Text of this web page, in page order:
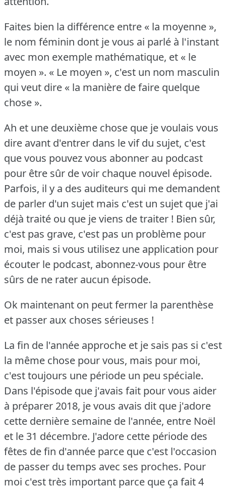
Faites bien la différence entre « la moyenne »,
le nom féminin dont je vous ai parlé à l'instant
avec mon exemple mathématique, et « le
moyen ». « Le moyen », c'est un nom masculin
qui veut dire « la manière de faire quelque
chose ».
Ah et une deuxième chose que je voulais vous
dire avant d'entrer dans le vif du sujet, c'est
que vous pouvez vous abonner au podcast
pour être sûr de voir chaque nouvel épisode.
Parfois, il y a des auditeurs qui me demandent
de parler d'un sujet mais c'est un sujet que j'ai
déjà traité ou que je viens de traiter ! Bien sûr,
c'est pas grave, c'est pas un problème pour
moi, mais si vous utilisez une application pour
écouter le podcast, abonnez-vous pour être
sûrs de ne rater aucun épisode.
Ok maintenant on peut fermer la parenthèse
et passer aux choses sérieuses !
La fin de l'année approche et je sais pas si c'est
la même chose pour vous, mais pour moi,
c'est toujours une période un peu spéciale.
Dans l'épisode que j'avais fait pour vous aider
à préparer 2018, je vous avais dit que j'adore
cette dernière semaine de l'année, entre Noël
et le 31 décembre. J'adore cette période des
fêtes de fin d'année parce que c'est l'occasion
de passer du temps avec ses proches. Pour
moi c'est très important parce que ça fait 4